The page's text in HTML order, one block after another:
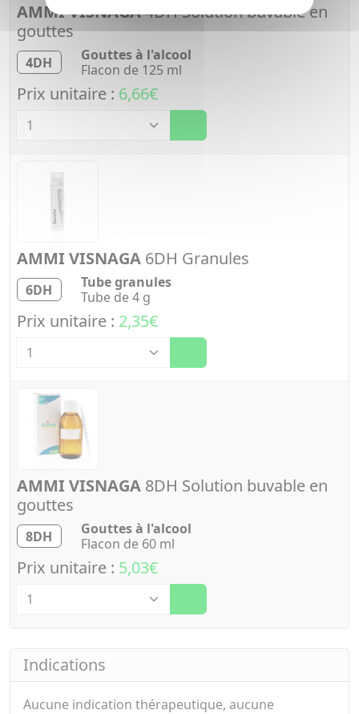
AMMI VISNAGA4DH Solution buvable en
gouttes
4DH
Gouttes à l'alcool
Flacon de 125 ml
Prix unitaire : 6,66€
AMMI VISNAGA 6DH Granules
6DH
Tube granules
Tube de 4 g
Prix unitaire : 2,35€
AMMI VISNAGA 8DH Solution buvable en
gouttes
8DH
Gouttes à l'alcool
Flacon de 60 ml
Prix unitaire : 5,03€
Indications
Aucune indication thérapeutique, aucune